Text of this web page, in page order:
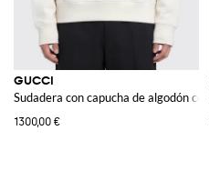
GUCCI
Sudadera con capucha de algodón
1300,00 €